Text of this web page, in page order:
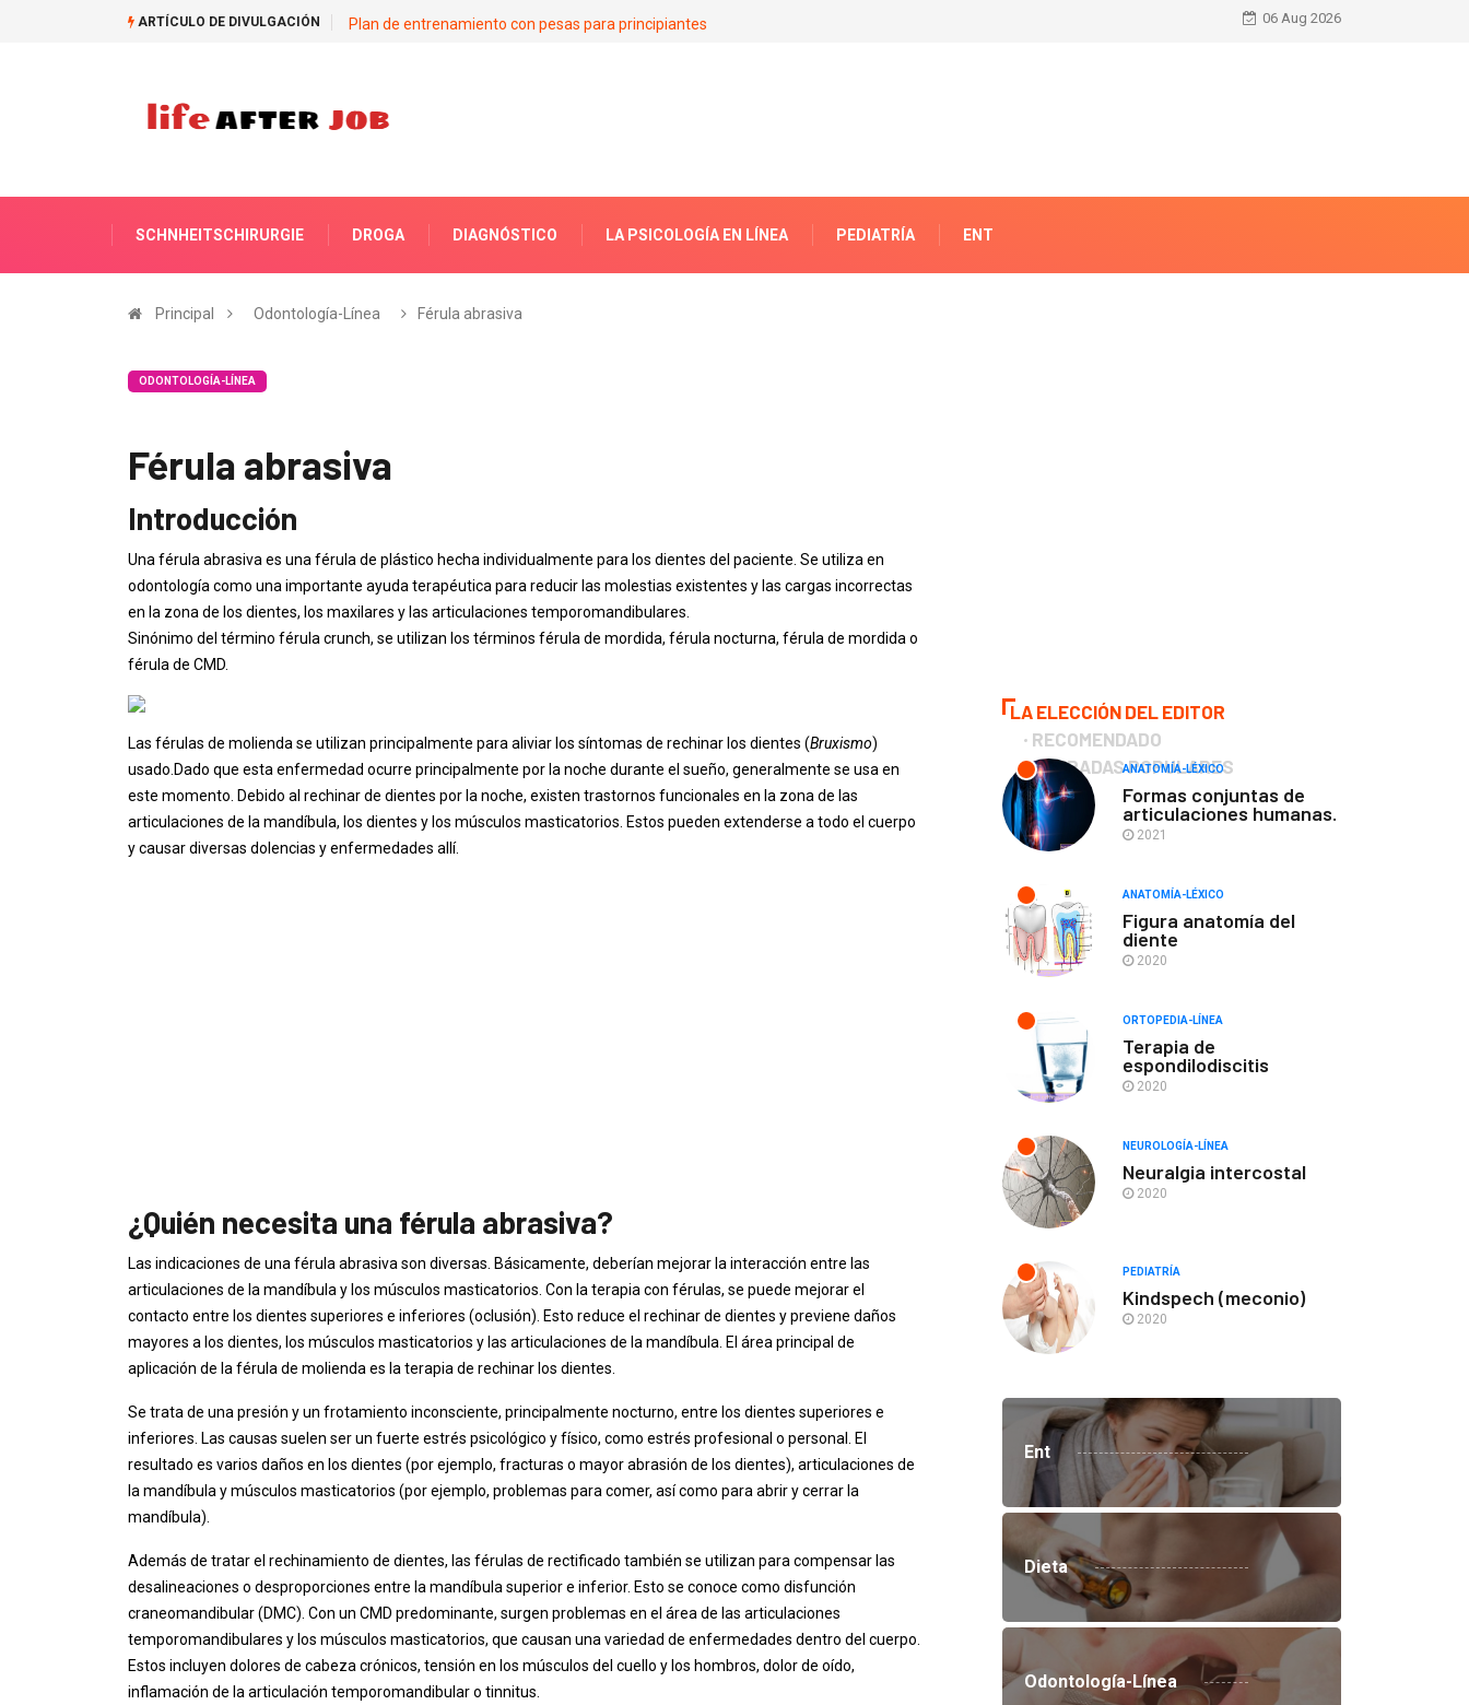
ARTÍCULO DE DIVULGACIÓN Plan de entrenamiento con pesas para principiantes 06 Aug 2026
SCHNHEITSCHIRURGIE DROGA DIAGNÓSTICO LA PSICOLOGÍA EN LÍNEA PEDIATRÍA ENT
Principal Odontología-Línea Férula abrasiva
ODONTOLOGÍA-LÍNEA
Férula abrasiva
Introducción
Una férula abrasiva es una férula de plástico hecha individualmente para los dientes del paciente. Se utiliza en
odontología como una importante ayuda terapéutica para reducir las molestias existentes y las cargas incorrectas
en la zona de los dientes, los maxilares y las articulaciones temporomandibulares.
Sinónimo del término férula crunch, se utilizan los términos férula de mordida, férula nocturna, férula de mordida o
férula de CMD.
Las férulas de molienda se utilizan principalmente para aliviar los síntomas de rechinar los dientes (Bruxismo)
usado.Dado que esta enfermedad ocurre principalmente por la noche durante el sueño, generalmente se usa en
este momento. Debido al rechinar de dientes por la noche, existen trastornos funcionales en la zona de las
articulaciones de la mandíbula, los dientes y los músculos masticatorios. Estos pueden extenderse a todo el cuerpo
y causar diversas dolencias y enfermedades allí.
¿Quién necesita una férula abrasiva?
Las indicaciones de una férula abrasiva son diversas. Básicamente, deberían mejorar la interacción entre las
articulaciones de la mandíbula y los músculos masticatorios. Con la terapia con férulas, se puede mejorar el
contacto entre los dientes superiores e inferiores (oclusión). Esto reduce el rechinar de dientes y previene daños
mayores a los dientes, los músculos masticatorios y las articulaciones de la mandíbula. El área principal de
aplicación de la férula de molienda es la terapia de rechinar los dientes.
Se trata de una presión y un frotamiento inconsciente, principalmente nocturno, entre los dientes superiores e
inferiores. Las causas suelen ser un fuerte estrés psicológico y físico, como estrés profesional o personal. El
resultado es varios daños en los dientes (por ejemplo, fracturas o mayor abrasión de los dientes), articulaciones de
la mandíbula y músculos masticatorios (por ejemplo, problemas para comer, así como para abrir y cerrar la
mandíbula).
Además de tratar el rechinamiento de dientes, las férulas de rectificado también se utilizan para compensar las
desalineaciones o desproporciones entre la mandíbula superior e inferior. Esto se conoce como disfunción
craneomandibular (DMC). Con un CMD predominante, surgen problemas en el área de las articulaciones
temporomandibulares y los músculos masticatorios, que causan una variedad de enfermedades dentro del cuerpo.
Estos incluyen dolores de cabeza crónicos, tensión en los músculos del cuello y los hombros, dolor de oído,
inflamación de la articulación temporomandibular o tinnitus.
LA ELECCIÓN DEL EDITOR
RECOMENDADO
ENTRADAS POPULARES
ANATOMÍA-LÉXICO
Formas conjuntas de
articulaciones humanas.
2021
ANATOMÍA-LÉXICO
Figura anatomía del
diente
2020
ORTOPEDIA-LÍNEA
Terapia de
espondilodiscitis
2020
NEUROLOGÍA-LÍNEA
Neuralgia intercostal
2020
PEDIATRÍA
Kindspech (meconio)
2020
Ent
Dieta
Odontología-Línea